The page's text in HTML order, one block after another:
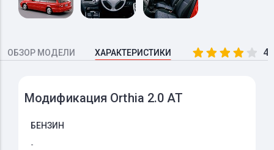
ОБЗОР МОДЕЛИ ХАРАКТЕРИСТИКИ
Модификация Orthia 2.0 AT
БЕНЗИН
-